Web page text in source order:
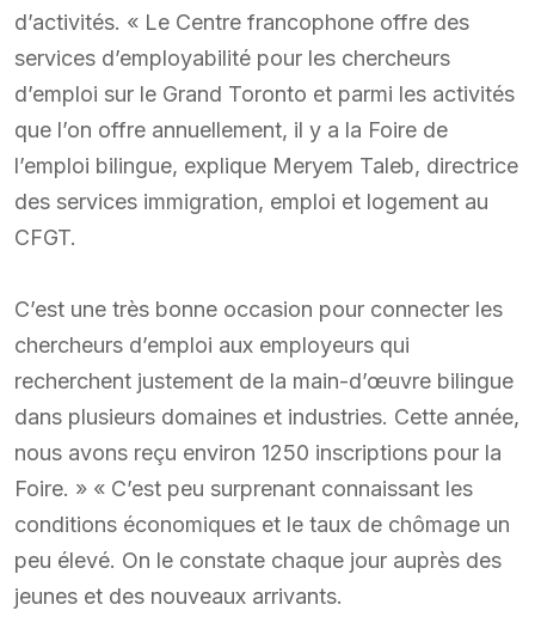
d’activités. « Le Centre francophone offre des
services d’employabilité pour les chercheurs
d’emploi sur le Grand Toronto et parmi les activités
que l’on offre annuellement, il y a la Foire de
l’emploi bilingue, explique Meryem Taleb, directrice
des services immigration, emploi et logement au
CFGT.
C’est une très bonne occasion pour connecter les
chercheurs d’emploi aux employeurs qui
recherchent justement de la main-d’œuvre bilingue
dans plusieurs domaines et industries. Cette année,
nous avons reçu environ 1250 inscriptions pour la
Foire. » « C’est peu surprenant connaissant les
conditions économiques et le taux de chômage un
peu élevé. On le constate chaque jour auprès des
jeunes et des nouveaux arrivants.